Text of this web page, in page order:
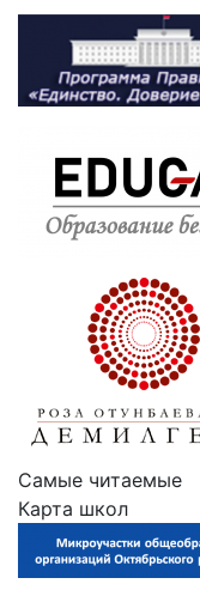
Самые читаемые
Карта школ